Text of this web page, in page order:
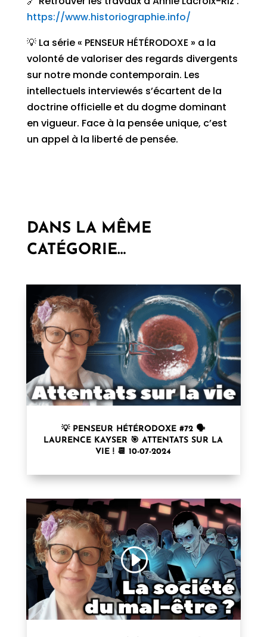
https://www.historiographie.info/
💡 La série « PENSEUR HÉTÉRODOXE » a la
volonté de valoriser des regards divergents
sur notre monde contemporain. Les
intellectuels interviewés s’écartent de la
doctrine officielle et du dogme dominant
en vigueur. Face à la pensée unique, c’est
un appel à la liberté de pensée.
DANS LA MÊME
CATÉGORIE…
💡 PENSEUR HÉTÉRODOXE #72 🗣
LAURENCE KAYSER⁩ 🎯 ATTENTATS SUR LA
VIE ! 📆 10-07-2024